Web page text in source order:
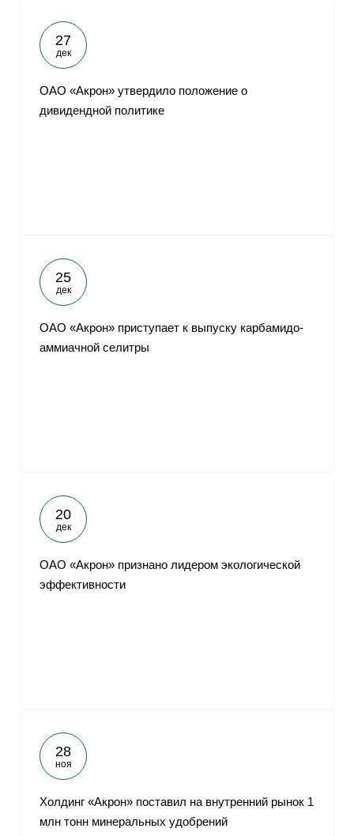
27
дек
ОАО «Акрон» утвердило положение о
дивидендной политике
25
дек
ОАО «Акрон» приступает к выпуску карбамидо-
аммиачной селитры
20
дек
ОАО «Акрон» признано лидером экологической
эффективности
28
ноя
Холдинг «Акрон» поставил на внутренний рынок 1
млн тонн минеральных удобрений